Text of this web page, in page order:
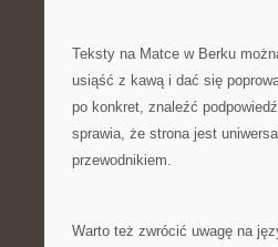
Teksty na Matce w Berku
usiąść z kawą i dać się
po konkret, znaleźć
sprawia, że strona jest
przewodnikiem.
Warto też zwrócić uwagę na